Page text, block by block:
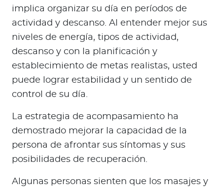
implica organizar su día en períodos de
actividad y descanso. Al entender mejor sus
niveles de energía, tipos de actividad,
descanso y con la planificación y
establecimiento de metas realistas, usted
puede lograr estabilidad y un sentido de
control de su día.
La estrategia de acompasamiento ha
demostrado mejorar la capacidad de la
persona de afrontar sus síntomas y sus
posibilidades de recuperación.
Algunas personas sienten que los masajes y